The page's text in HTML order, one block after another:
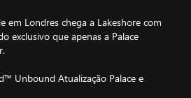
em Londres chega a Lakeshore com
exclusivo que apenas a Palace
Unbound Atualização Palace e